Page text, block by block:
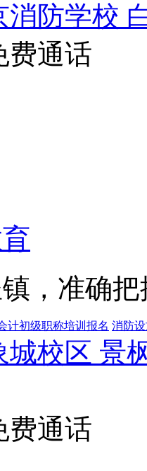
消防学校
费通话
，准确
计初级职称培训报名 消防
城校区 景
费通话